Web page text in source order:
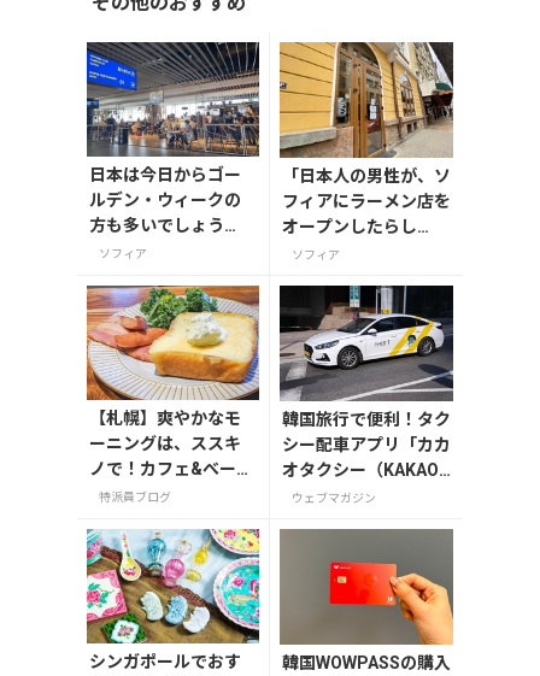
日本は今日からゴー
ルデン・ウィークの
方も多いでしょう
か。
ソフィア
「日本人の男性が、ソ
フィアにラーメン店を
オープンしたらし
い！」
ソフィア
【札幌】爽やかなモ
ーニングは、ススキ
ノで！カフェ&べーカ
リー「ESPRESSO D
ッソディーワーク
ス）
特派員ブログ
韓国旅行で便利！タク
シー配車アプリ「カカ
オタクシー（KAKAO
T）」の登録・利用方
ウェブマガジン
シンガポールでおす
韓国WOWPASSの購入